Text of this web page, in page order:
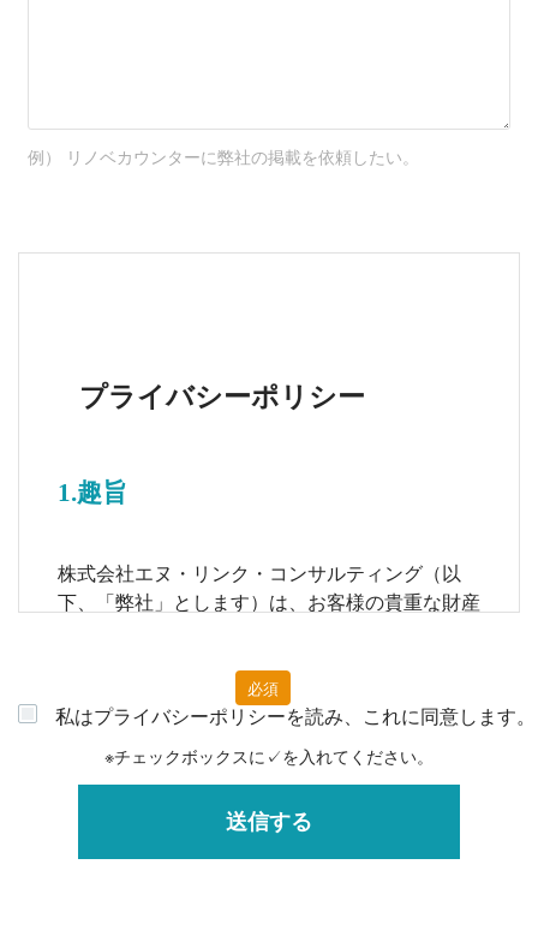
例） リノベカウンターに弊社の掲載を依頼したい。
プライバシーポリシー
1.趣旨
株式会社エヌ・リンク・コンサルティング（以
下、「弊社」とします）は、お客様の貴重な財産
ような認識から弊社では、以下の項目に基づい
て、お客様よりお預かりした個人情報の適切な管
理および保護に努めてまいります。
必須
私はプライバシーポリシーを読み、これに同意します。
※チェックボックスに✓を入れてください。